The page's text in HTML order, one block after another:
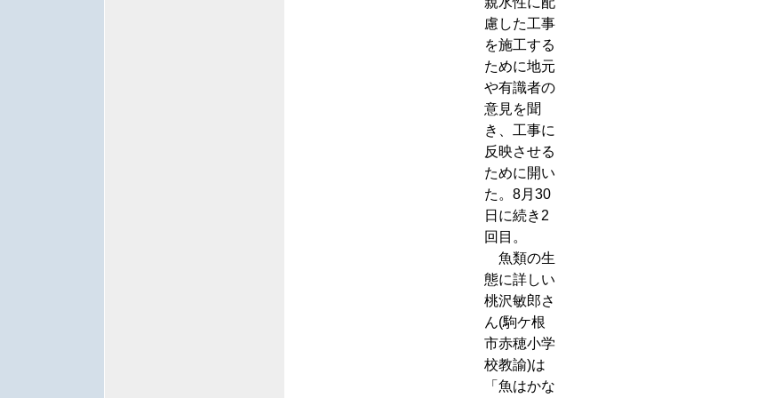
慮した工事
を施工する
ために地元
や有識者の
意見を聞
き、工事に
反映させる
ために開い
た。8月30
日に続き2
回目。
魚類の生
態に詳しい
桃沢敏郎さ
ん(駒ケ根
市赤穂小学
校教諭)は
「魚はかな